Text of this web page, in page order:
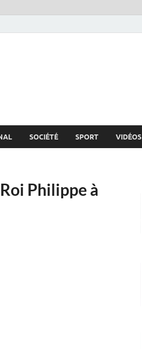
SOCIÉTÉ SPORT VIDÉOS
Philippe à